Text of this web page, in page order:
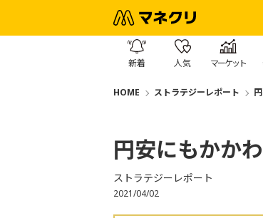
新着 人気 マーケット
HOME ストラテジーレポート
円安にもかか
ストラテジーレポート
2021/04/02